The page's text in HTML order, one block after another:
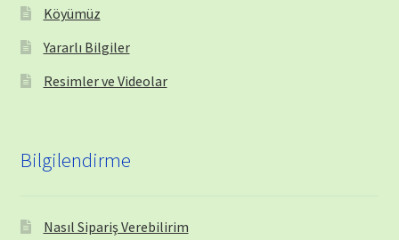
Köyümüz
Yararlı Bilgiler
Resimler ve Videolar
Bilgilendirme
Nasıl Sipariş Verebilirim